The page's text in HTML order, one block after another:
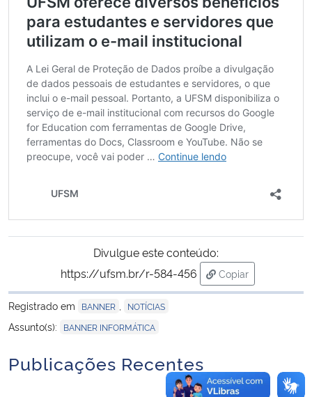
Controladoria-Geral da União
Ministério da Mulher, da Família e dos Direitos Humanos
Secretaria-Geral
Secretaria de Governo
Banco Central do BrasilDivulgue este conteúdo:
https://ufsm.br/r-584-456
Copiar
para área de
Registrado em
BANNER NOTÍCIAS
Assunto(s): BANNER INFORMÁTICA
Publicações Recentes